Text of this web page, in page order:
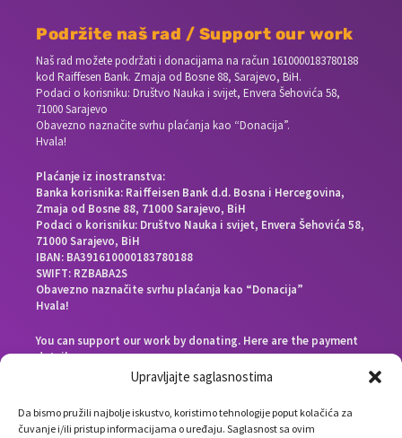
Upravljajte saglasnostima
Da bismo pružili najbolje iskustvo, koristimo tehnologije poput kolačića za
čuvanje i/ili pristup informacijama o uređaju. Saglasnost sa ovim
Podržite naš rad / Support our work
Naš rad možete podržati i donacijama na račun 1610000183780188
kod Raiffesen Bank. Zmaja od Bosne 88, Sarajevo, BiH.
Podaci o korisniku: Društvo Nauka i svijet, Envera Šehovića 58,
71000 Sarajevo
Obavezno naznačite svrhu plaćanja kao “Donacija”.
Hvala!
Plaćanje iz inostranstva:
Banka korisnika: Raiffeisen Bank d.d. Bosna i Hercegovina,
Zmaja od Bosne 88, 71000 Sarajevo, BiH
Podaci o korisniku: Društvo Nauka i svijet, Envera Šehovića 58,
71000 Sarajevo, BiH
IBAN: BA391610000183780188
SWIFT: RZBABA2S
Obavezno naznačite svrhu plaćanja kao “Donacija”
Hvala!
You can support our work by donating. Here are the payment
details:
Beneficiary bank: Raiffeisen Bank d.d. Bosna i Hercegovina,
Zmaja od Bosne 88, 71000 Sarajevo, Bosnia and Herzegovina
End beneficiary: Društvo Nauka i svijet, Envera Šehovića 58,
71000 Sarajevo, Bosnia and Herzegovina